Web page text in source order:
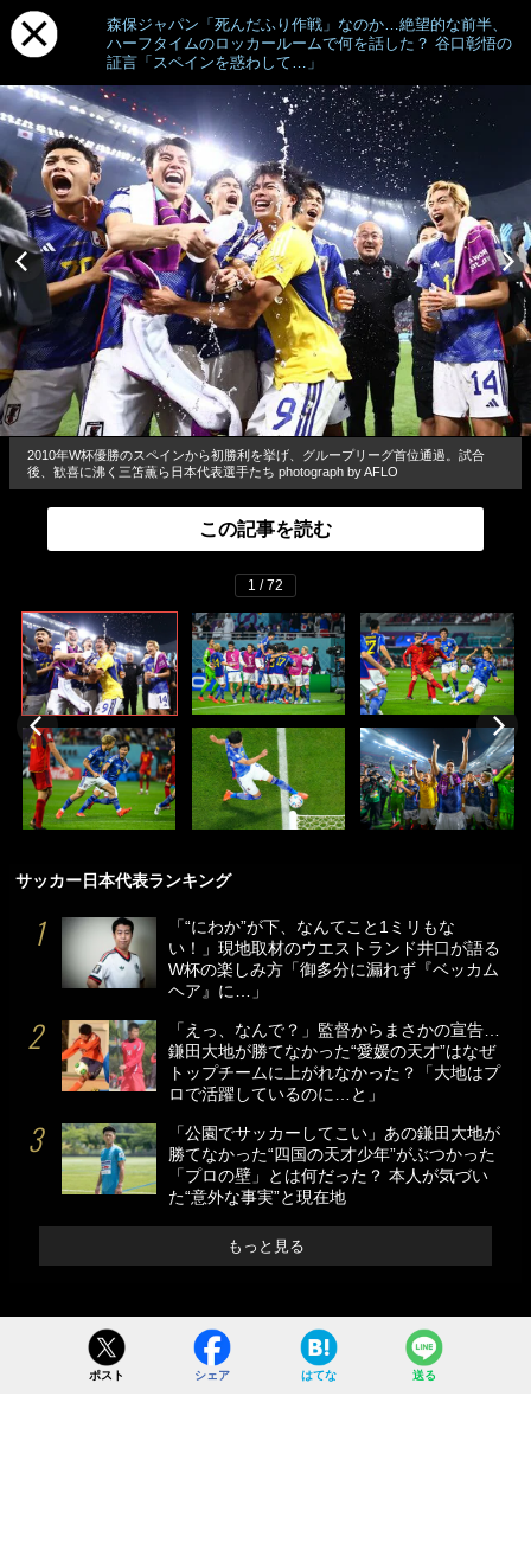
森保ジャパン「死んだふり作戦」なのか…絶望的な前半、
ハーフタイムのロッカールームで何を話した？ 谷口彰悟の
証言「スペインを惑わして…」
2010年W杯優勝のスペインから初勝利を挙げ、グループリーグ首位通過。試合
後、歓喜に沸く三笘薫ら日本代表選手たち photograph by AFLO
この記事を読む
1 / 72
サッカー日本代表ランキング
「“にわか”が下、なんてこと1ミリもな
い！」現地取材のウエストランド井口が語る
W杯の楽しみ方「御多分に漏れず『ベッカム
ヘア』に…」
「えっ、なんで？」監督からまさかの宣告…
鎌田大地が勝てなかった“愛媛の天才”はなぜ
トップチームに上がれなかった？「大地はプ
ロで活躍しているのに…と」
「公園でサッカーしてこい」あの鎌田大地が
勝てなかった“四国の天才少年”がぶつかった
「プロの壁」とは何だった？ 本人が気づい
た“意外な事実”と現在地
もっと見る
ポスト シェア はてな 送る